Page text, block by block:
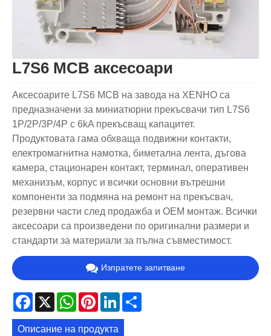
L7S6 MCB аксесоари
Аксесоарите L7S6 MCB на завода на XENHO са
предназначени за миниатюрни прекъсвачи тип L7S6
1P/2P/3P/4P с 6kA прекъсващ капацитет.
Продуктовата гама обхваща подвижни контакти,
електромагнитна намотка, биметална лента, дъгова
камера, стационарен контакт, терминал, оперативен
механизъм, корпус и всички основни вътрешни
компоненти за подмяна на ремонт на прекъсвач,
резервни части след продажба и OEM монтаж. Всички
аксесоари са произведени по оригинални размери и
стандарти за материали за пълна съвместимост.
Изпратете запитване
Facebook
X WhatsApp
PinterestLinkedIn
Описание на продукта